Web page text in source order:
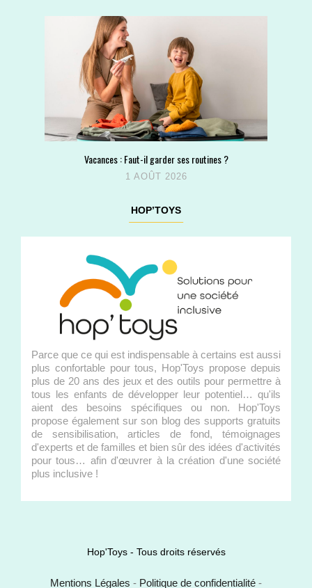
Vacances : Faut-il garder ses routines ?
1 AOÛT 2026
HOP’TOYS
Parce que ce qui est indispensable à certains est aussi
plus confortable pour tous, Hop'Toys propose depuis
plus de 20 ans des jeux et des outils pour permettre à
tous les enfants de développer leur potentiel… qu'ils
aient des besoins spécifiques ou non. Hop'Toys
propose également sur son blog des supports gratuits
de sensibilisation, articles de fond, témoignages
d'experts et de familles et bien sûr des idées d'activités
pour tous… afin d'œuvrer à la création d'une société
plus inclusive !
Hop'Toys - Tous droits réservés
Mentions Légales - Politique de confidentialité -